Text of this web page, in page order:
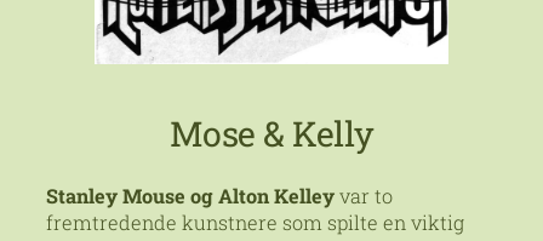
Mose & Kelly
Stanley Mouse og Alton Kelleyvar to
fremtredende kunstnere som spilte en viktig